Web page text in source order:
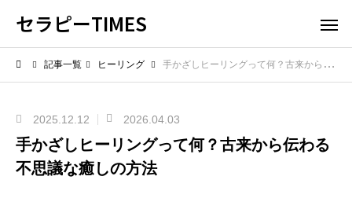
セラピーTIMES
記事一覧 ヒーリング 手かざしヒーリングって何？古来から伝わる不思議な癒しの方法
2025.12.12 2026.04.03
手かざしヒーリングって何？古来から伝わる
不思議な癒しの方法